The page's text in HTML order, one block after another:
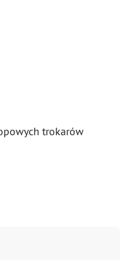
trokarów